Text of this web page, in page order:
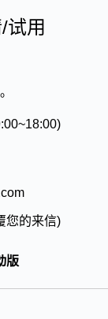
试用
您的来信)
版